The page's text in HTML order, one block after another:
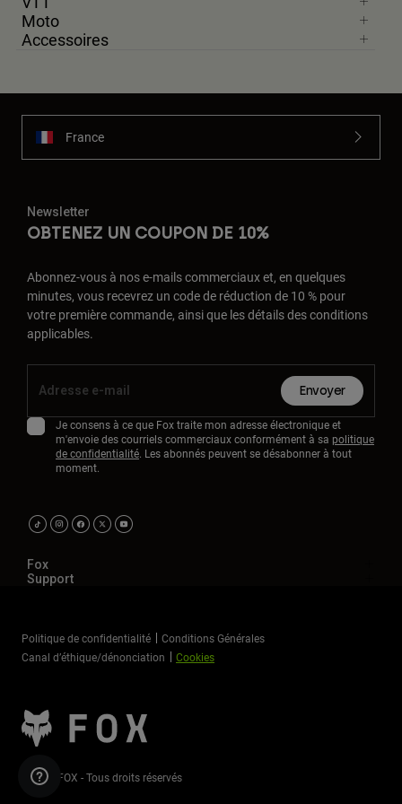
Moto
Accessoires
France
Newsletter
OBTENEZ UN COUPON DE 10%
Abonnez-vous à nos e-mails commerciaux et, en quelques
minutes, vous recevrez un code de réduction de 10 % pour
votre première commande, ainsi que les détails des conditions
applicables.
Envoyer
Je consens à ce que Fox traite mon adresse électronique et
m'envoie des courriels commerciaux conformément à sa politique
de confidentialité. Les abonnés peuvent se désabonner à tout
moment.
Fox
Support
Politique de confidentialité
Conditions Générales
Canal d’éthique/dénonciation
Cookies
©2026 FOX - Tous droits réservés